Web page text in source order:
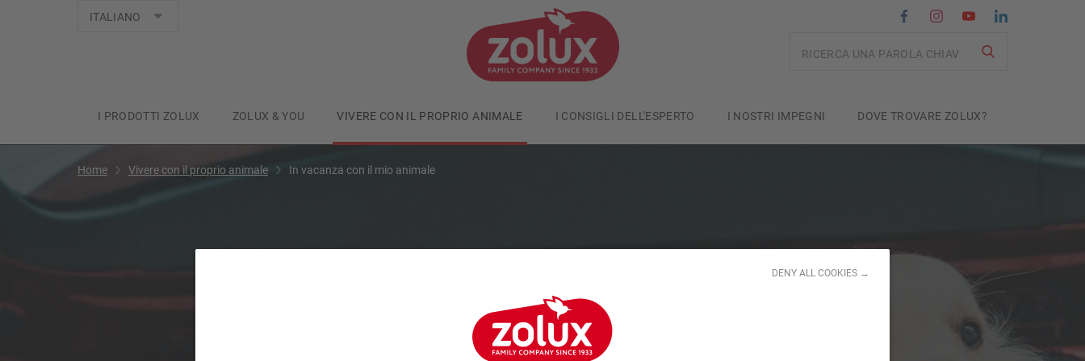
DENY ALL COOKIES →
I PRODOTTI ZOLUX ZOLUX & YOU VIVERE CON IL PROPRIO ANIMALE I CONSIGLI DELL'ESPERTO I NOSTRI IMPEGNI DOVE TROVARE ZOLUX?
Lingue
ITALIANO
Home Vivere con il proprio animale In vacanza con il mio animale